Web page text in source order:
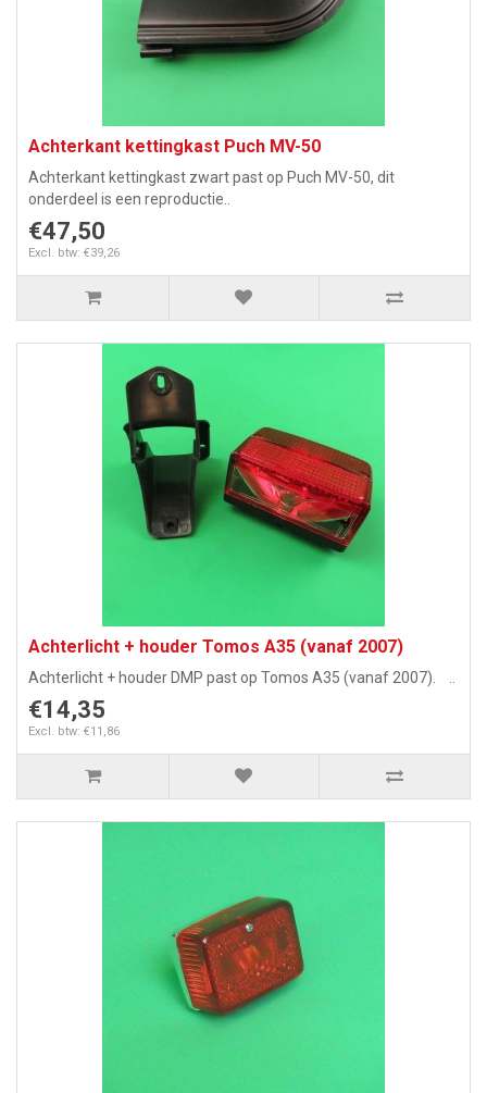
Achterkant kettingkast Puch MV-50
Achterkant kettingkast zwart past op Puch MV-50, dit
onderdeel is een reproductie..
€47,50
Excl. btw: €39,26
Achterlicht + houder Tomos A35 (vanaf 2007)
Achterlicht + houder DMP past op Tomos A35 (vanaf 2007). ..
€14,35
Excl. btw: €11,86